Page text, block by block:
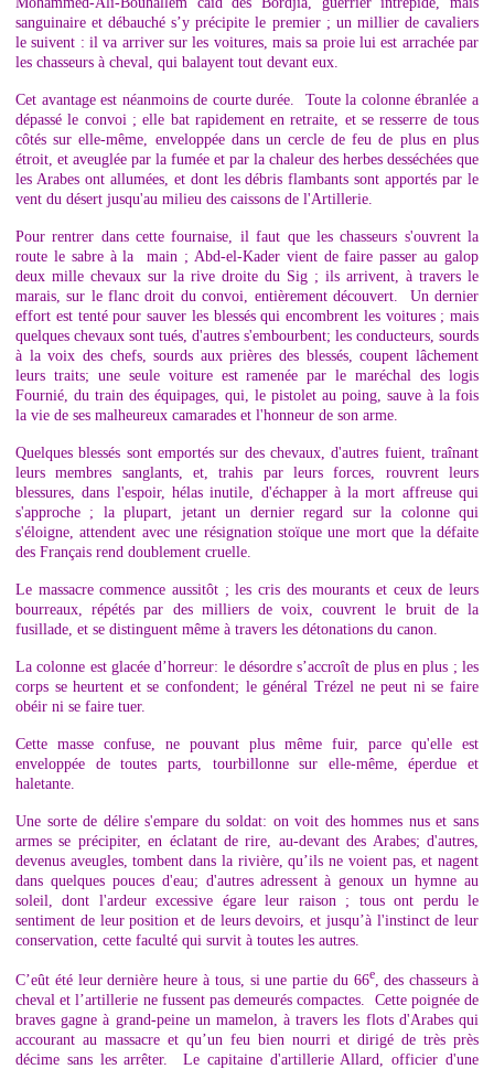
sanguinaire et débauché s’y précipite le premier ; un millier de cavaliers
le suivent : il va arriver sur les voitures, mais sa proie lui est arrachée par
les chasseurs à cheval, qui balayent tout devant eux.
Cet avantage est néanmoins de courte durée. Toute la colonne ébranlée a
dépassé le convoi ; elle bat rapidement en retraite, et se resserre de tous
côtés sur elle-même, enveloppée dans un cercle de feu de plus en plus
étroit, et aveuglée par la fumée et par la chaleur des herbes desséchées que
les Arabes ont allumées, et dont les débris flambants sont apportés par le
vent du désert jusqu'au milieu des caissons de l'Artillerie.
Pour rentrer dans cette fournaise, il faut que les chasseurs s'ouvrent la
route le sabre à la main ; Abd-el-Kader vient de faire passer au galop
deux mille chevaux sur la rive droite du Sig ; ils arrivent, à travers le
marais, sur le flanc droit du convoi, entièrement découvert. Un dernier
effort est tenté pour sauver les blessés qui encombrent les voitures ; mais
quelques chevaux sont tués, d'autres s'embourbent; les conducteurs, sourds
à la voix des chefs, sourds aux prières des blessés, coupent lâchement
leurs traits; une seule voiture est ramenée par le maréchal des logis
Fournié, du train des équipages, qui, le pistolet au poing, sauve à la fois
la vie de ses malheureux camarades et l'honneur de son arme.
Quelques blessés sont emportés sur des chevaux, d'autres fuient, traînant
leurs membres sanglants, et, trahis par leurs forces, rouvrent leurs
blessures, dans l'espoir, hélas inutile, d'échapper à la mort affreuse qui
s'approche ; la plupart, jetant un dernier regard sur la colonne qui
s'éloigne, attendent avec une résignation stoïque une mort que la défaite
des Français rend doublement cruelle.
Le massacre commence aussitôt ; les cris des mourants et ceux de leurs
bourreaux, répétés par des milliers de voix, couvrent le bruit de la
fusillade, et se distinguent même à travers les détonations du canon.
La colonne est glacée d’horreur: le désordre s’accroît de plus en plus ; les
corps se heurtent et se confondent; le général Trézel ne peut ni se faire
obéir ni se faire tuer.
Cette masse confuse, ne pouvant plus même fuir, parce qu'elle est
enveloppée de toutes parts, tourbillonne sur elle-même, éperdue et
haletante.
Une sorte de délire s'empare du soldat: on voit des hommes nus et sans
armes se précipiter, en éclatant de rire, au-devant des Arabes; d'autres,
devenus aveugles, tombent dans la rivière, qu’ils ne voient pas, et nagent
dans quelques pouces d'eau; d'autres adressent à genoux un hymne au
soleil, dont l'ardeur excessive égare leur raison ; tous ont perdu le
sentiment de leur position et de leurs devoirs, et jusqu’à l'instinct de leur
conservation, cette faculté qui survit à toutes les autres.
C’eût été leur dernière heure à tous, si une partie du 66e, des chasseurs à
cheval et l’artillerie ne fussent pas demeurés compactes. Cette poignée de
braves gagne à grand-peine un mamelon, à travers les flots d'Arabes qui
accourant au massacre et qu’un feu bien nourri et dirigé de très près
décime sans les arrêter. Le capitaine d'artillerie Allard, officier d'une